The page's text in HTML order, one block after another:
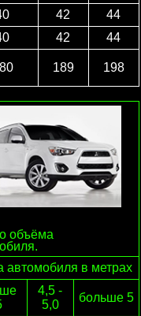
42
44
42
44
189 198
объёма
автомобиля в метрах
4,5 -
5,0
больше 5